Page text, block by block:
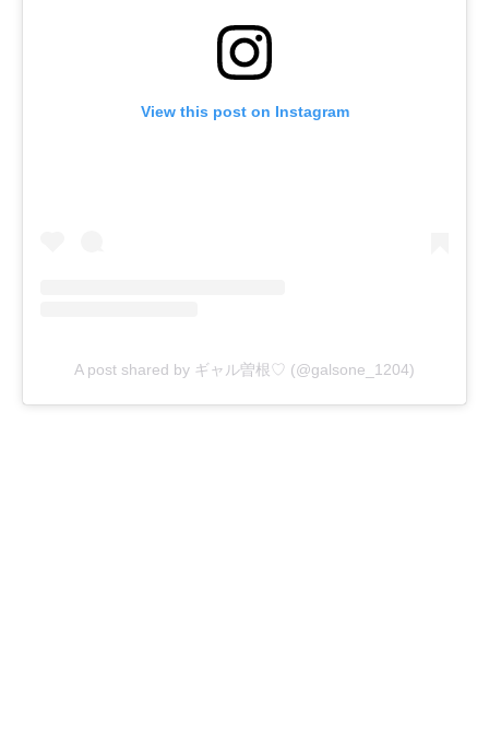
View this post on Instagram
A post shared by ギャル曽根♡ (@galsone_1204)